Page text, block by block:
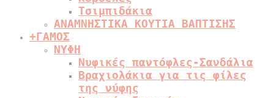
Τσιμπιδάκια
ΑΝΑΜΝΗΣΤΙΚΑ ΚΟΥΤΙΑ ΒΑΠΤΙΣΗΣ
+ΓΑΜΟΣ
ΝΥΦΗ
Νυφικές παντόφλες-Σανδάλια
Βραχιολάκια για τις φίλες
της νύφης